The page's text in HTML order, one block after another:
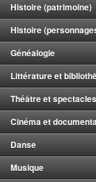
Histoire (patrimoine)
Histoire
Généalogie
Littérature et
Théâtre et
Cinéma et
Danse
Musique